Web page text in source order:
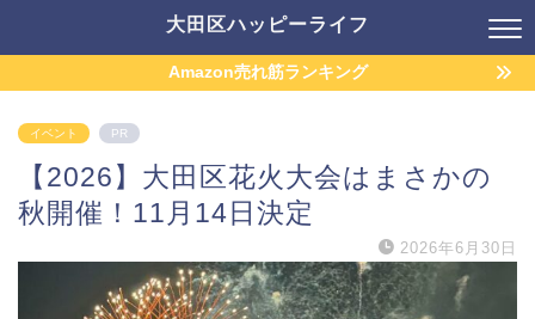
大田区ハッピーライフ
Amazon売れ筋ランキング
イベント PR
【2026】大田区花火大会はまさかの
秋開催！11月14日決定
2026年6月30日